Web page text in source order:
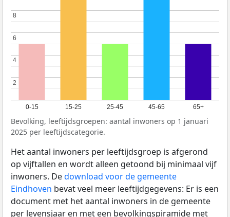
0-15 15-25 25-45 45-65 65+
2
2
4
4
6
6
8
8
Bevolking, leeftijdsgroepen: aantal inwoners op 1 januari
2025 per leeftijdscategorie.
Het aantal inwoners per leeftijdsgroep is afgerond
op vijftallen en wordt alleen getoond bij minimaal vijf
inwoners. Dedownload voor de gemeente
Eindhoven bevat veel meer leeftijdgegevens: Er is een
document met het aantal inwoners in de gemeente
per levensjaar en met een bevolkingspiramide met